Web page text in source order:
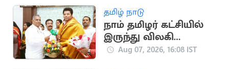
தமிழ் நாடு
நாம் தமிழர் கட்சியில்
இருந்து விலகி
தவெகவில் இணைந்த
Aug 07, 2026, 16:08 IST